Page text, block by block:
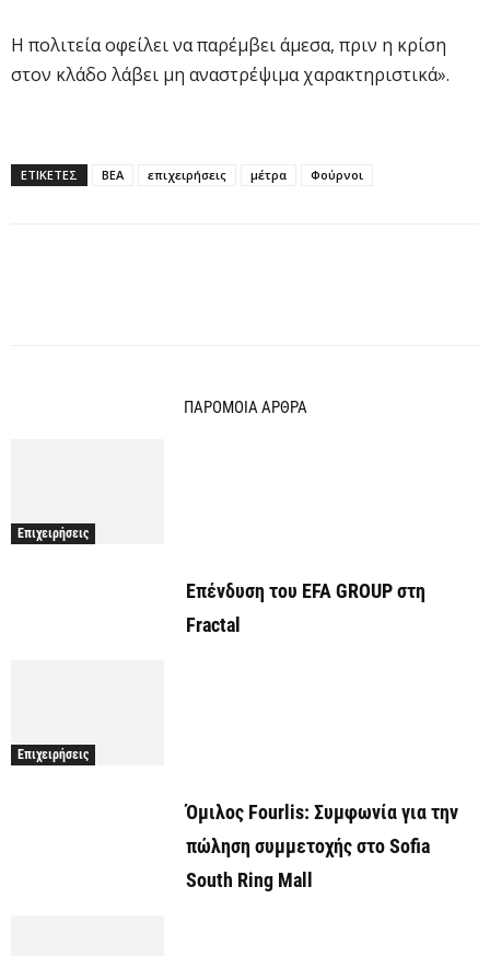
Η πολιτεία οφείλει να παρέμβει άμεσα, πριν η κρίση
στον κλάδο λάβει μη αναστρέψιμα χαρακτηριστικά».
ΕΤΙΚΕΤΕΣ ΒΕΑ επιχειρήσεις μέτρα Φούρνοι
ΠΑΡΟΜΟΙΑ ΑΡΘΡΑ
Επιχειρήσεις
Επένδυση του EFA GROUP στη
Fractal
Επιχειρήσεις
Όμιλος Fourlis: Συμφωνία για την
πώληση συμμετοχής στο Sofia
South Ring Mall